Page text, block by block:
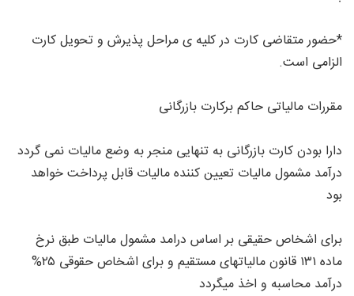
*حضور متقاضی کارت در کلیه ی مراحل پذیرش و تحویل کارت
الزامی است.
مقررات مالیاتی حاکم برکارت بازرگانی
دارا بودن کارت بازرگانی به تنهایی منجر به وضع مالیات نمی گردد
درآمد مشمول مالیات تعیین کننده مالیات قابل پرداخت خواهد
بود
برای اشخاص حقیقی بر اساس درامد مشمول مالیات طبق نرخ
ماده ۱۳۱ قانون مالیاتهای مستقیم و برای اشخاص حقوقی ۲۵%
درآمد محاسبه و اخذ میگردد